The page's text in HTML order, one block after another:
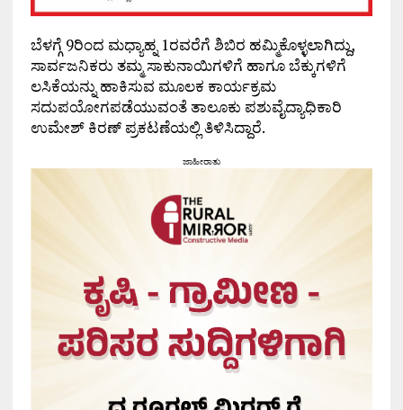
ಬೆಳಗ್ಗೆ 9ರಿಂದ ಮಧ್ಯಾಹ್ನ 1ರವರೆಗೆ ಶಿಬಿರ ಹಮ್ಮಿಕೊಳ್ಳಲಾಗಿದ್ದು,
ಸಾರ್ವಜನಿಕರು ತಮ್ಮ ಸಾಕುನಾಯಿಗಳಿಗೆ ಹಾಗೂ ಬೆಕ್ಕುಗಳಿಗೆ
ಲಸಿಕೆಯನ್ನು ಹಾಕಿಸುವ ಮೂಲಕ ಕಾರ್ಯಕ್ರಮ
ಸದುಪಯೋಗಪಡೆಯುವಂತೆ ತಾಲೂಕು ಪಶುವೈದ್ಯಾಧಿಕಾರಿ
ಉಮೇಶ್ ಕಿರಣ್ ಪ್ರಕಟಣೆಯಲ್ಲಿ ತಿಳಿಸಿದ್ದಾರೆ.
ಜಾಹೀರಾತು